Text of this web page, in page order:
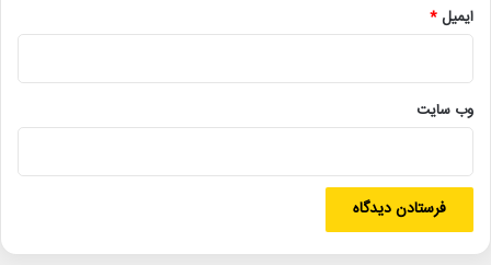
مسابقه_طراحی_پوسترایمیل*
وب‌ سایت